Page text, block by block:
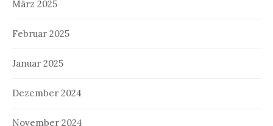
März 2025
Februar 2025
Januar 2025
Dezember 2024
November 2024